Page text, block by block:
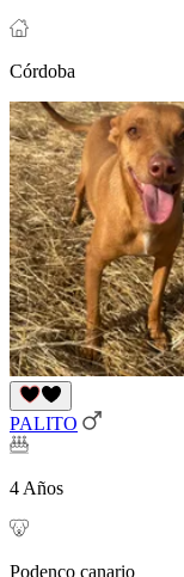
Córdoba
PALITO
4 Años
Podenco canario